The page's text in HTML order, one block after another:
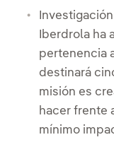
Iberdrola ha
pertenencia
destinará
misión es
hacer frente
mínimo